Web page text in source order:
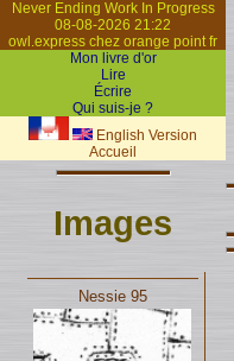
Never Ending Work In Progress
08-08-2026 21:22
owl.express chez orange point fr
Mon livre d'or
Lire
Écrire
Qui suis-je ?
English Version
Accueil
Images
Nessie 95